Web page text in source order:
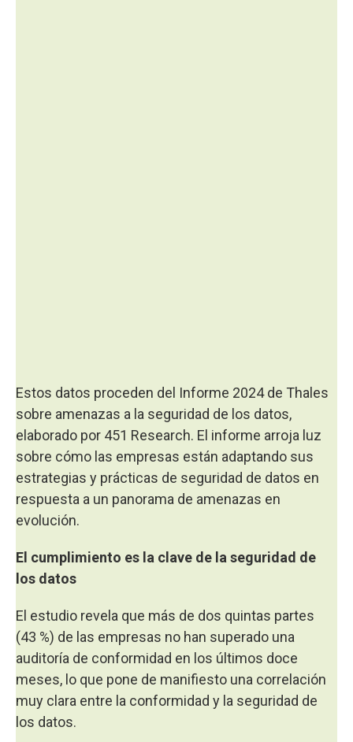
Estos datos proceden del Informe 2024 de Thales
sobre amenazas a la seguridad de los datos,
elaborado por 451 Research. El informe arroja luz
sobre cómo las empresas están adaptando sus
estrategias y prácticas de seguridad de datos en
respuesta a un panorama de amenazas en
evolución.
El cumplimiento es la clave de la seguridad de
los datos
El estudio revela que más de dos quintas partes
(43 %) de las empresas no han superado una
auditoría de conformidad en los últimos doce
meses, lo que pone de manifiesto una correlación
muy clara entre la conformidad y la seguridad de
los datos.